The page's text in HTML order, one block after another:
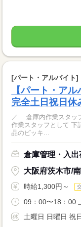
[パート・アルバイト]
【パート・ア
完全土日祝日休
／ 倉庫内作業スタッフ 大募集★ ＼ ▼業
作業スタッフとして 下記のお
品のピッキ...
倉庫管理・入出
大阪府茨木市/
時給1,300円～
09：00〜18：00
土曜日 日曜日 祝